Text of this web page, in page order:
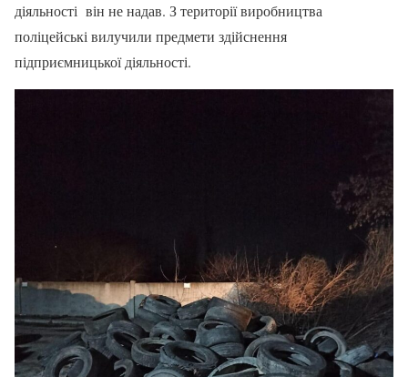
діяльності він не надав. З території виробництва
поліцейські вилучили предмети здійснення
підприємницької діяльності.